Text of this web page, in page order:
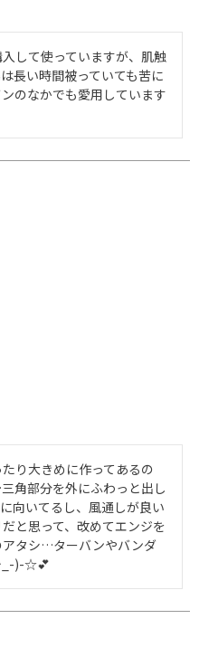
して使っていますが、肌触
長い時間被っていても苦に
のなかでも愛用しています
り大きめに作ってあるの
角部分を外にふわっと出し
向いてるし、風通しが良い
と思って、改めてエンジを
アタシ…ターバンやバンダ
)-☆💕